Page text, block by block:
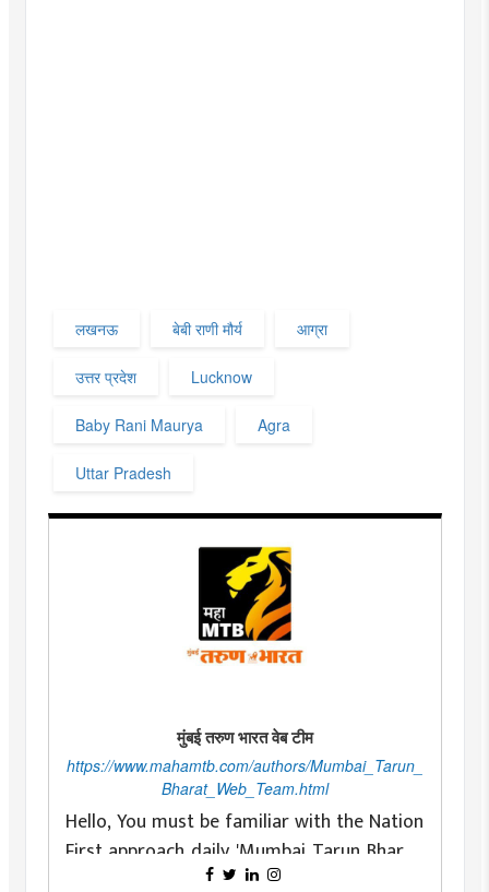
लखनऊ बेबी राणी मौर्य आग्रा
उत्तर प्रदेश Lucknow
Baby Rani Maurya Agra
Uttar Pradesh
मुंबई तरुण भारत वेब टीम
https://www.mahamtb.com/authors/Mumbai_Tarun_
Bharat_Web_Team.html
Hello, You must be familiar with the Nation
First approach daily 'Mumbai Tarun Bharat'
as a newspaper committed to fearless and